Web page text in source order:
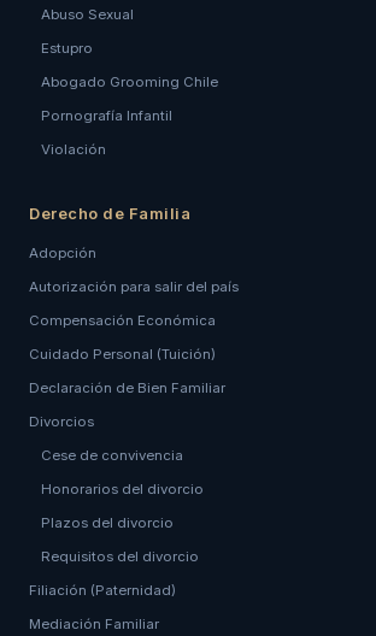
Abuso Sexual
Estupro
Abogado Grooming Chile
Pornografía Infantil
Violación
Derecho de Familia
Adopción
Autorización para salir del país
Compensación Económica
Cuidado Personal (Tuición)
Declaración de Bien Familiar
Divorcios
Cese de convivencia
Honorarios del divorcio
Plazos del divorcio
Requisitos del divorcio
Filiación (Paternidad)
Mediación Familiar